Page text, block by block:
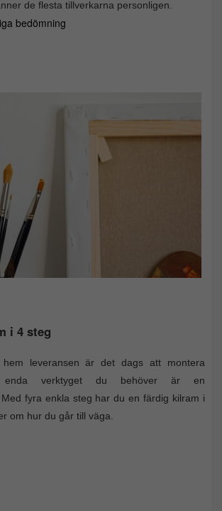
de flesta tillverkarna personligen.
bedömning
i 4 steg
leveransen är det dags att montera
enda verktyget du behöver är en
fyra enkla steg har du en färdig kilram i
om hur du går till väga.